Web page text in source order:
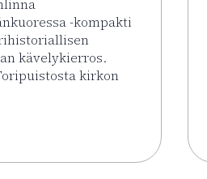
-kompakti
kävelykierros.
kirkon